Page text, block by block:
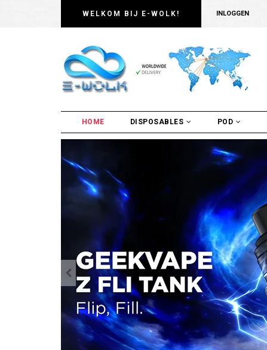
WELKOM BIJ E-WOLK! INLOGGEN
HOME DISPOSABLES POD